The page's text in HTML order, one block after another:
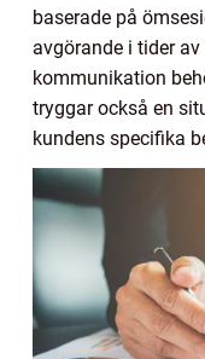
baserade på
avgörande i tider
kommunikation
tryggar också en
kundens specifika